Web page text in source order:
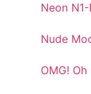
Neon N1-
Nude
OMG!